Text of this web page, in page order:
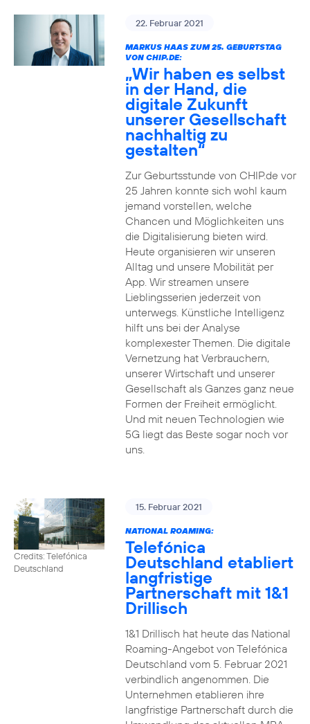
22. Februar 2021
MARKUS HAAS ZUM 25. GEBURTSTAG
VON CHIP.DE:
„Wir haben es selbst
in der Hand, die
digitale Zukunft
unserer Gesellschaft
nachhaltig zu
gestalten“
Zur Geburtsstunde von CHIP.de vor
25 Jahren konnte sich wohl kaum
jemand vorstellen, welche
Chancen und Möglichkeiten uns
die Digitalisierung bieten wird.
Heute organisieren wir unseren
Alltag und unsere Mobilität per
App. Wir streamen unsere
Lieblingsserien jederzeit von
unterwegs. Künstliche Intelligenz
hilft uns bei der Analyse
komplexester Themen. Die digitale
Vernetzung hat Verbrauchern,
unserer Wirtschaft und unserer
Gesellschaft als Ganzes ganz neue
Formen der Freiheit ermöglicht.
Und mit neuen Technologien wie
5G liegt das Beste sogar noch vor
uns.
Credits: Telefónica
Deutschland
15. Februar 2021
NATIONAL ROAMING:
Telefónica
Deutschland etabliert
langfristige
Partnerschaft mit 1&1
Drillisch
1&1 Drillisch hat heute das National
Roaming-Angebot von Telefónica
Deutschland vom 5. Februar 2021
verbindlich angenommen. Die
Unternehmen etablieren ihre
langfristige Partnerschaft durch die